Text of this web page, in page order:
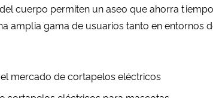
cuerpo permiten un aseo que ahorra
amplia gama de usuarios tanto en entornos
mercado de cortapelos eléctricos